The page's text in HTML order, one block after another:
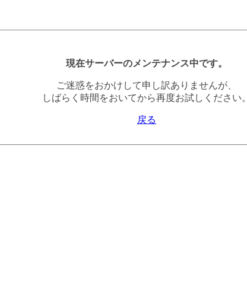
現在サーバーのメンテナンス中です。
ご迷惑をおかけして申し訳ありませんが、
しばらく時間をおいてから再度お試しください。
戻る